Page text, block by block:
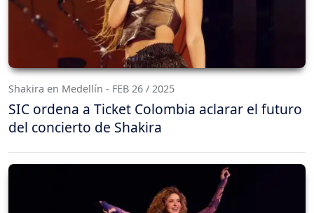
Shakira en Medellín - FEB 26 / 2025
SIC ordena a Ticket Colombia aclarar el futuro
del concierto de Shakira